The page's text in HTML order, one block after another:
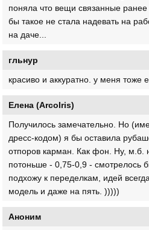
поняла что вещи связанные
бы такое не стала надевать на
на даче...
гльнур
красиво и аккуратно. у меня тоже
Елена (ArcoIris)
Получилось замечательно. Но
дресс-кодом) я бы оставила
отпоров карман. Как фон. Ну, м.б.
потоньше - 0,75-0,9 - смотрелось
подхожу к переделкам, идей
модель и даже на пять. )))))
Аноним